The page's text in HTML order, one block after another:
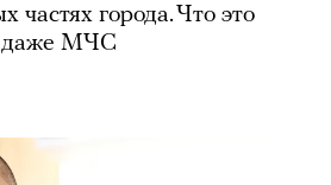
частях города. Что это
даже МЧС